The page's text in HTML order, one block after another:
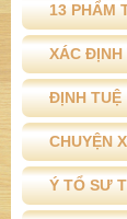
13 PHẨM
XÁC ĐỊNH
ĐỊNH TUỆ
CHUYỆN
Ý TỔ SƯ